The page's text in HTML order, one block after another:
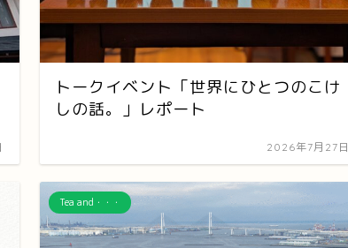
トークイベント「世界にひとつのこけ
しの話。」レポート
2026年7月27日
Tea and・・・